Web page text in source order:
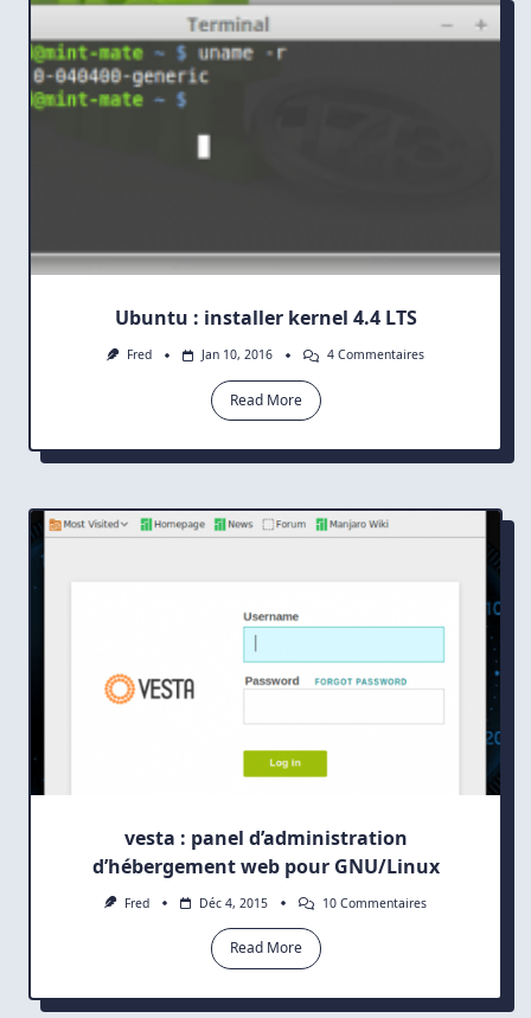
Kernel
LTS
Ubuntu : installer kernel 4.4 LTS
Fred Jan 10, 2016 4 CommentairesSur
LTS
Read More
vesta : panel d’administration
d’hébergement web pour GNU/Linux
Fred Déc 4, 2015 10 CommentairesSur
Web
Read More